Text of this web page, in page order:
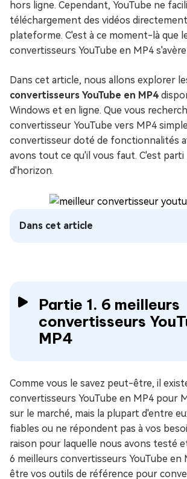
hors ligne. Cependant, YouTube ne
téléchargement des vidéos
plateforme. C'est à ce moment-là que
convertisseurs YouTube en MP4
Dans cet article, nous allons explorer
convertisseurs YouTube en MP4
Windows et en ligne. Que vous
convertisseur YouTube vers MP4
convertisseur doté de fonctionnalités
avons tout ce qu'il vous faut. C'est
d'horizon.
Dans cet article
Partie 1. 6 meilleurs
convertisseurs
MP4
Comme vous le savez peut-être, il
convertisseurs YouTube en MP4 pour
sur le marché, mais la plupart d'entre
fiables ou ne répondent pas à vos
raison pour laquelle nous avons testé
6 meilleurs convertisseurs YouTube en
être vos outils de référence pour